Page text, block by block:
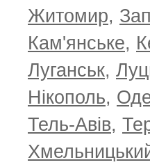
Житомир,
Кам'янське,
Луганськ,
Нікополь,
Тель-Авів,